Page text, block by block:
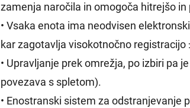
zamenja naročila in omogoča hitrejšo
• Vsaka enota ima neodvisen
kar zagotavlja visokotnočno registracijo
• Upravljanje prek omrežja, po izbiri pa
povezava s spletom).
• Enostranski sistem za odstranjevanje